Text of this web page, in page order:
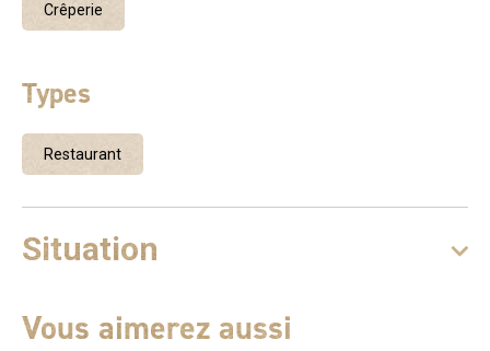
Crêperie
Types
Restaurant
Situation
Vous aimerez aussi